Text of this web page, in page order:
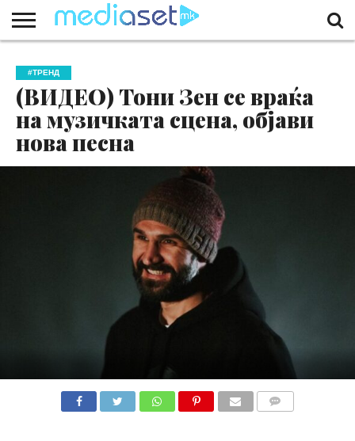
НАС
КОНТАКТ
МАРКЕТИНГ
ПОЧЕТНА
#ТРЕНД
(ВИДЕО) Тони Зен се враќа
на музичката сцена, објави
нова песна